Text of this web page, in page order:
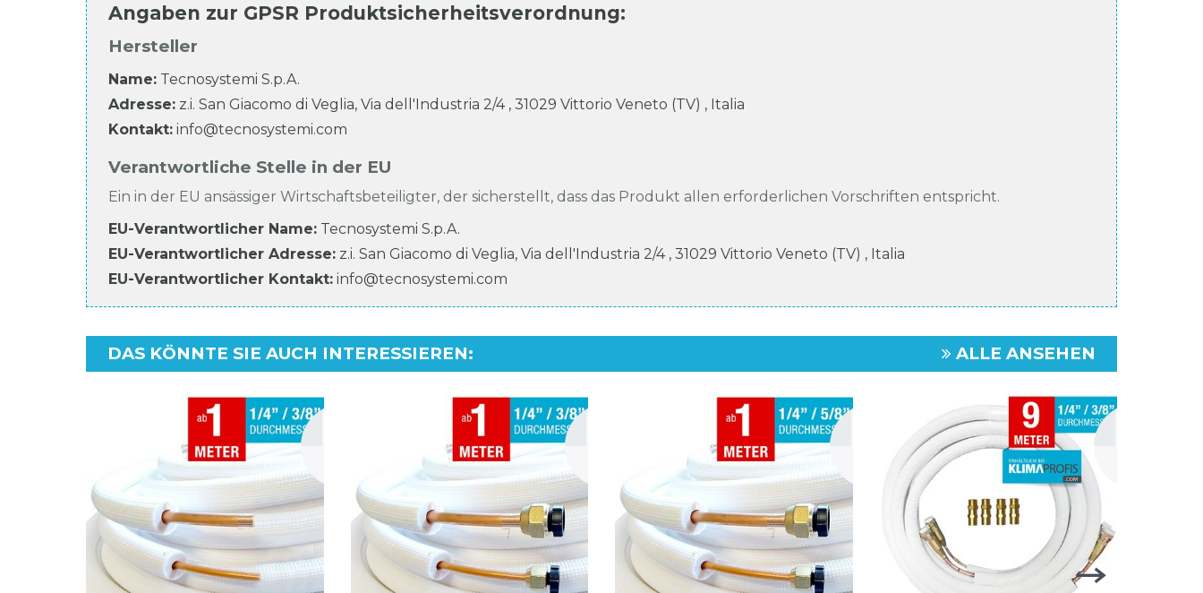
Angaben zur GPSR Produktsicherheitsverordnung:
Hersteller
Name: Tecnosystemi S.p.A.
Adresse: z.i. San Giacomo di Veglia, Via dell'Industria 2/4, 31029 Vittorio Veneto (TV) , Italia
Kontakt: info@tecnosystemi.com
Verantwortliche Stelle in der EU
Ein in der EU ansässiger Wirtschaftsbeteiligter, der sicherstellt, dass das Produkt allen erforderlichen Vorschriften entspricht.
EU-Verantwortlicher Name: Tecnosystemi S.p.A.
EU-Verantwortlicher Adresse: z.i. San Giacomo di Veglia, Via dell'Industria 2/4, 31029 Vittorio Veneto (TV) , Italia
EU-Verantwortlicher Kontakt: info@tecnosystemi.com
DAS KÖNNTE SIE AUCH INTERESSIEREN: ALLE ANSEHEN